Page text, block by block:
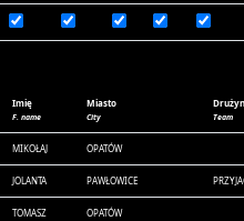
Imię
F. name
Miasto
City Team
MIKOŁAJ OPATÓW
JOLANTA PAWŁOWICE
TOMASZ OPATÓW